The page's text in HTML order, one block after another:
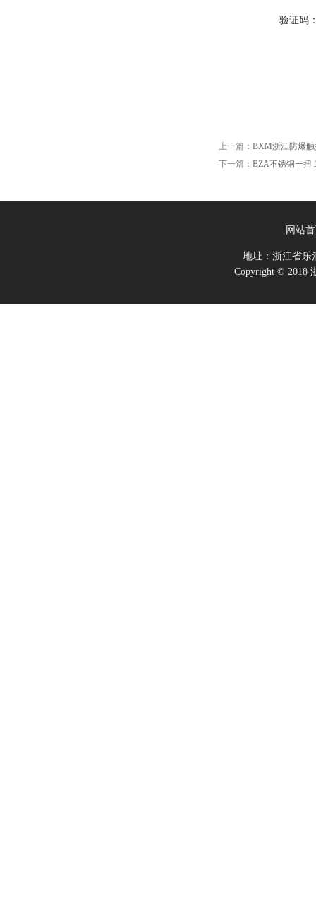
验证码
上一篇： BXM浙江防爆
下一篇： BZA不锈钢一扭
网站
地址：浙江省
Copyright © 2018